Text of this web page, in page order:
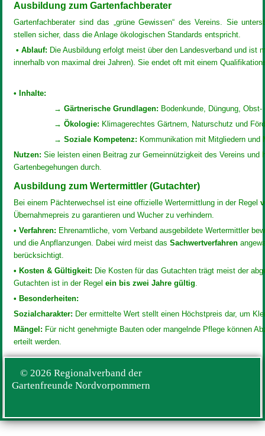
Ausbildung zum Gartenfachberater
Gartenfachberater sind das „grüne Gewissen“ des Vereins. Sie
stellen sicher, dass die Anlage ökologischen Standards entspricht.
• Ablauf: Die Ausbildung erfolgt meist über den Landesverband und ist
innerhalb von maximal drei Jahren). Sie endet oft mit einem
• Inhalte:
→ Gärtnerische Grundlagen: Bodenkunde, Düngung,
→ Ökologie: Klimagerechtes Gärtnern, Naturschutz und
→ Soziale Kompetenz: Kommunikation mit Mitgliedern
Nutzen: Sie leisten einen Beitrag zur Gemeinnützigkeit des Vereins und
Gartenbegehungen durch.
Ausbildung zum Wertermittler (Gutachter)
Bei einem Pächterwechsel ist eine offizielle Wertermittlung in der Regel
Übernahmepreis zu garantieren und Wucher zu verhindern.
• Verfahren: Ehrenamtliche, vom Verband ausgebildete Wertermittler
und die Anpflanzungen. Dabei wird meist das Sachwertverfahren
berücksichtigt.
• Kosten & Gültigkeit: Die Kosten für das Gutachten trägt meist der
Gutachten ist in der Regel ein bis zwei Jahre gültig.
• Besonderheiten:
Sozialcharakter: Der ermittelte Wert stellt einen Höchstpreis dar, um
Mängel: Für nicht genehmigte Bauten oder mangelnde Pflege können
erteilt werden.
© 2026 Regionalverband der
Gartenfreunde Nordvorpommern